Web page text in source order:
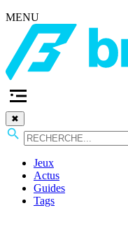
MENU
✖
Jeux
Actus
Guides
Tags